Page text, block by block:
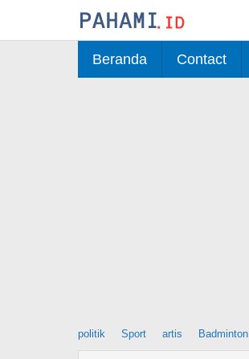
Beranda Contact
politik Sport artis Badminton